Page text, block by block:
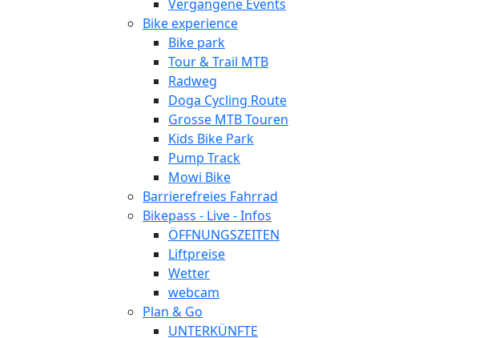
Vergangene Events
Bike experience
Bike park
Tour & Trail MTB
Radweg
Doga Cycling Route
Grosse MTB Touren
Kids Bike Park
Pump Track
Mowi Bike
Barrierefreies Fahrrad
Bikepass - Live - Infos
ÖFFNUNGSZEITEN
Liftpreise
Wetter
webcam
Plan & Go
UNTERKÜNFTE